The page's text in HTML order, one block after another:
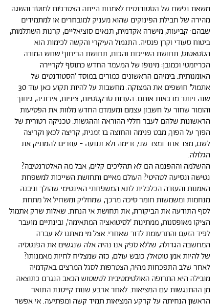
משאת נפשם של הסטודנטים לאמנות הייתה הצטרפות למוסד והשגה
מהירה של חבילת הפינוקים שהוא מעניק למובחרים או למתמידים
שבהם: קביעות, מישרה אקדמית, תנאים סוציאליים, קרנות השתלמות,
ביטוח סעודי וקרן פנסיה. התגמול העיקרי והקשה לכימות הוא
הסטאטוס, תחושת השייכות והכוח, תחושת הריחוף שחש המורה
הכריזמטי וכמובן: מינופו של המעמד החדש כתוסף לקריירה
האומנותית. בימיהם הראשונים כמורים במוסד 'הסטודנטים של
אתמול' חושפים את המצוקה. מחשבות על להיות תקוע כאן עוד 30
שנה ויותר מדכאות אותם. הערות סרקסטיות, ציניות, אירוניה, גיחוך
והומור שחור על חשבון עצמם ומעמדם החדש מלוות את הפסיעות
הראשונות שלהם לעבר חללי ההוראה וההגשות. טכניקה רטורית של
הפוך על הפוך, מבט פנימה והחוצה בו זמנית, קריצה לכאן וקריצה
לשם, מצד אחד ומצד שני, זרימה ולא תנועה - עוזרים להמתיק את
הגלולה.
ההשלמה וההפנמה הם לא תהליכים קלים, אבל מה האלטרנטיבה?
נטישה ונסיעה לטהיטי? העולם מאיים ותחושת השייכות למשפחת
האמנות והעזרה הכלכלית לתא המשפחתי האינטימי שהולך וניבנה
מנחמות ומשמשות חומר סיכה מרכך, שמחליק ומשחיל אל מתחת
לסף התודעה את הביקורת, את תחושת אי הנחת. שאלות שרק אתמול
הציקו מאופסנות, ממתינות 'לסיטואציה המתאימה', ובינתיים מועבר
לפיד הזעם והתרעומת לדור שאחרי. אצל מי מאתנו לא עברה
המחשבה הגדולה, שללא ספק אנו נהיה אלה שנגשים את הפנטסיה
של להיות אמן טוטאלי, כובש עולם, כזה שמצליח לחיות מאמנותו?
לאחר שלב התפכחות מהיר, הצטרפות לסגל המרצים באקדמיה
מובילה היא התרופה האולטימטיבית לטשטוש הכאב הנגרם כתוצאה
מן ההתנגשות עם המציאות. לאחר ארבע שנות קייטנת התואר
הראשון הנחיתה על קרקע המציאות תמיד קשה ומפתיעה. אי אפשר